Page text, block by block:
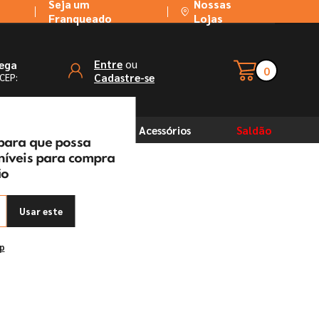
Seja um
Franqueado
Nossas
Lojas
que possa
para compra
Usar este
Entre ou
Cadastre-se 0
Acessórios Saldão
Thompson